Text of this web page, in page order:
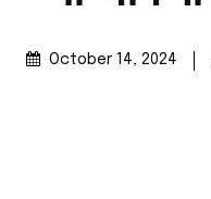
October 14, 2024